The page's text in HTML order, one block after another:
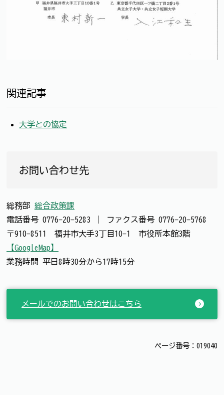
関連記事
大学との協定
お問い合わせ先
総務部 総合政策課
電話番号 0776-20-5283 ファクス番号 0776-20-5768
〒910-8511 福井市大手3丁目10-1 市役所本館3階
【GoogleMap】
業務時間 平日8時30分から17時15分
メールでのお問い合わせはこちら
ページ番号：019040